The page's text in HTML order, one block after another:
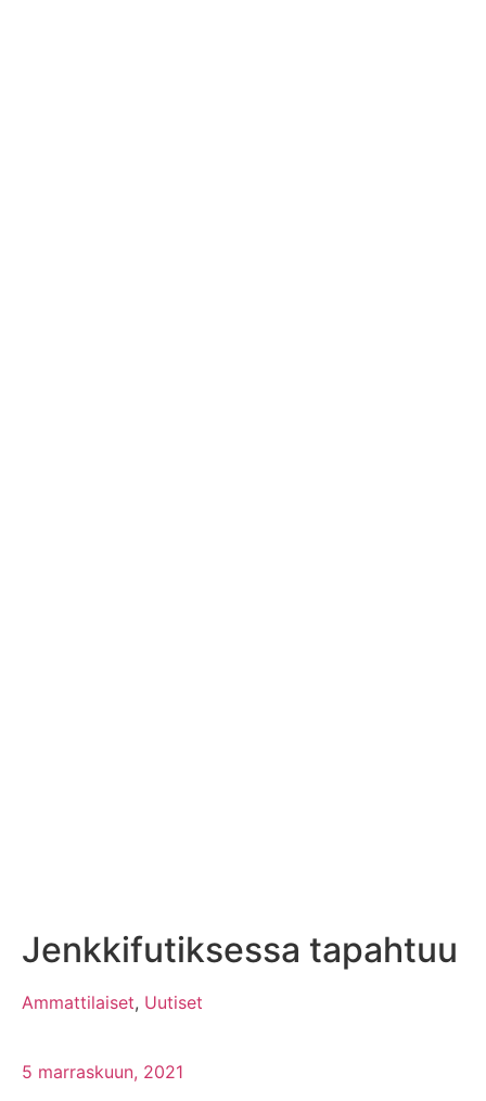
Jenkkifutiksessa tapahtuu
Ammattilaiset, Uutiset
5 marraskuun, 2021